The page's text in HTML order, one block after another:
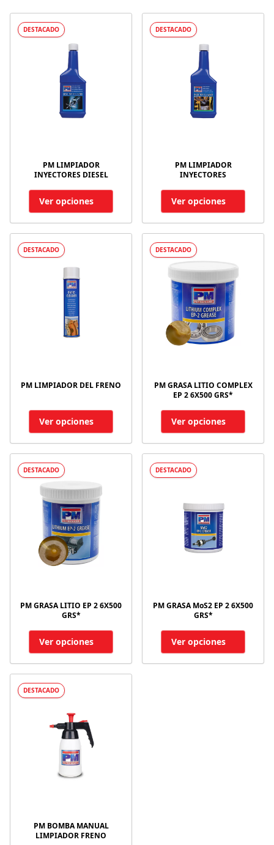
DESTACADO
PM LIMPIADOR
INYECTORES DIESEL
Ver opciones
DESTACADO
PM LIMPIADOR
INYECTORES
Ver opciones
DESTACADO
PM LIMPIADOR DEL FRENO
Ver opciones
DESTACADO
PM GRASA LITIO COMPLEX
EP 2 6X500 GRS*
Ver opciones
DESTACADO
PM GRASA LITIO EP 2 6X500
GRS*
Ver opciones
DESTACADO
PM GRASA MoS2 EP 2 6X500
GRS*
Ver opciones
DESTACADO
PM BOMBA MANUAL
LIMPIADOR FRENO